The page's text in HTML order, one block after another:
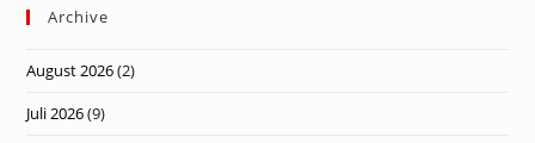
Archive
August 2026(2)
Juli 2026(9)